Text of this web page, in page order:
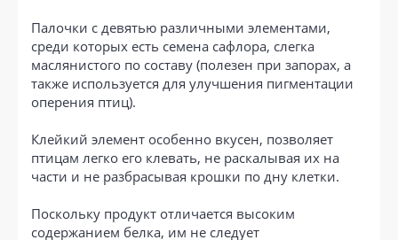
Палочки с девятью различными элементами,
среди которых есть семена сафлора, слегка
маслянистого по составу (полезен при запорах, а
также используется для улучшения пигментации
оперения птиц).
Клейкий элемент особенно вкусен, позволяет
птицам легко его клевать, не раскалывая их на
части и не разбрасывая крошки по дну клетки.
Поскольку продукт отличается высоким
содержанием белка, им не следует